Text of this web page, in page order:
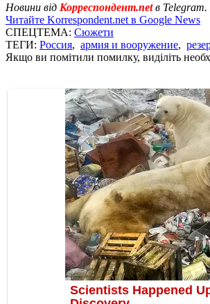
Новини від Корреспондент.netв Telegram.
Читайте Korrespondent.net в Google News
СПЕЦТЕМА: Сюжети
ТЕГИ: Россия, армия и вооружение,
Якщо ви помітили помилку, виділіть